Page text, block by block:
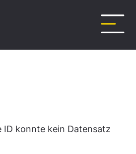
ID konnte kein Datensatz